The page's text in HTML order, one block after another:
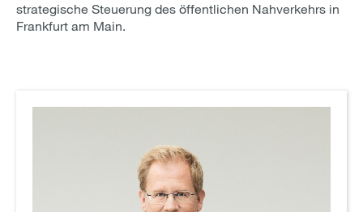
strategische Steuerung des öffentlichen Nahverkehrs in
Frankfurt am Main.